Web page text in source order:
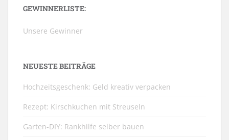
GEWINNERLISTE:
Unsere Gewinner
NEUESTE BEITRÄGE
Hochzeitsgeschenk: Geld kreativ verpacken
Rezept: Kirschkuchen mit Streuseln
Garten-DIY: Rankhilfe selber bauen